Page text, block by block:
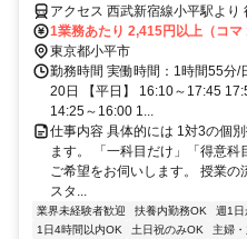
アクセス 西武新宿線小平駅より
1業務あたり 2,415円以上（コマ
東京都小平市
勤務時間 実働時間：1時間55分/
20日 【平日】 16:10～17:45
14:25～16:00 1...
仕事内容 具体的には 1対3の個
ます。 「一科目だけ」「得意
ご希望をお伺いします。 授業
スタ...
業界未経験者歓迎 扶養内勤務OK 週1日
1日4時間以内OK
土日祝のみOK 主婦